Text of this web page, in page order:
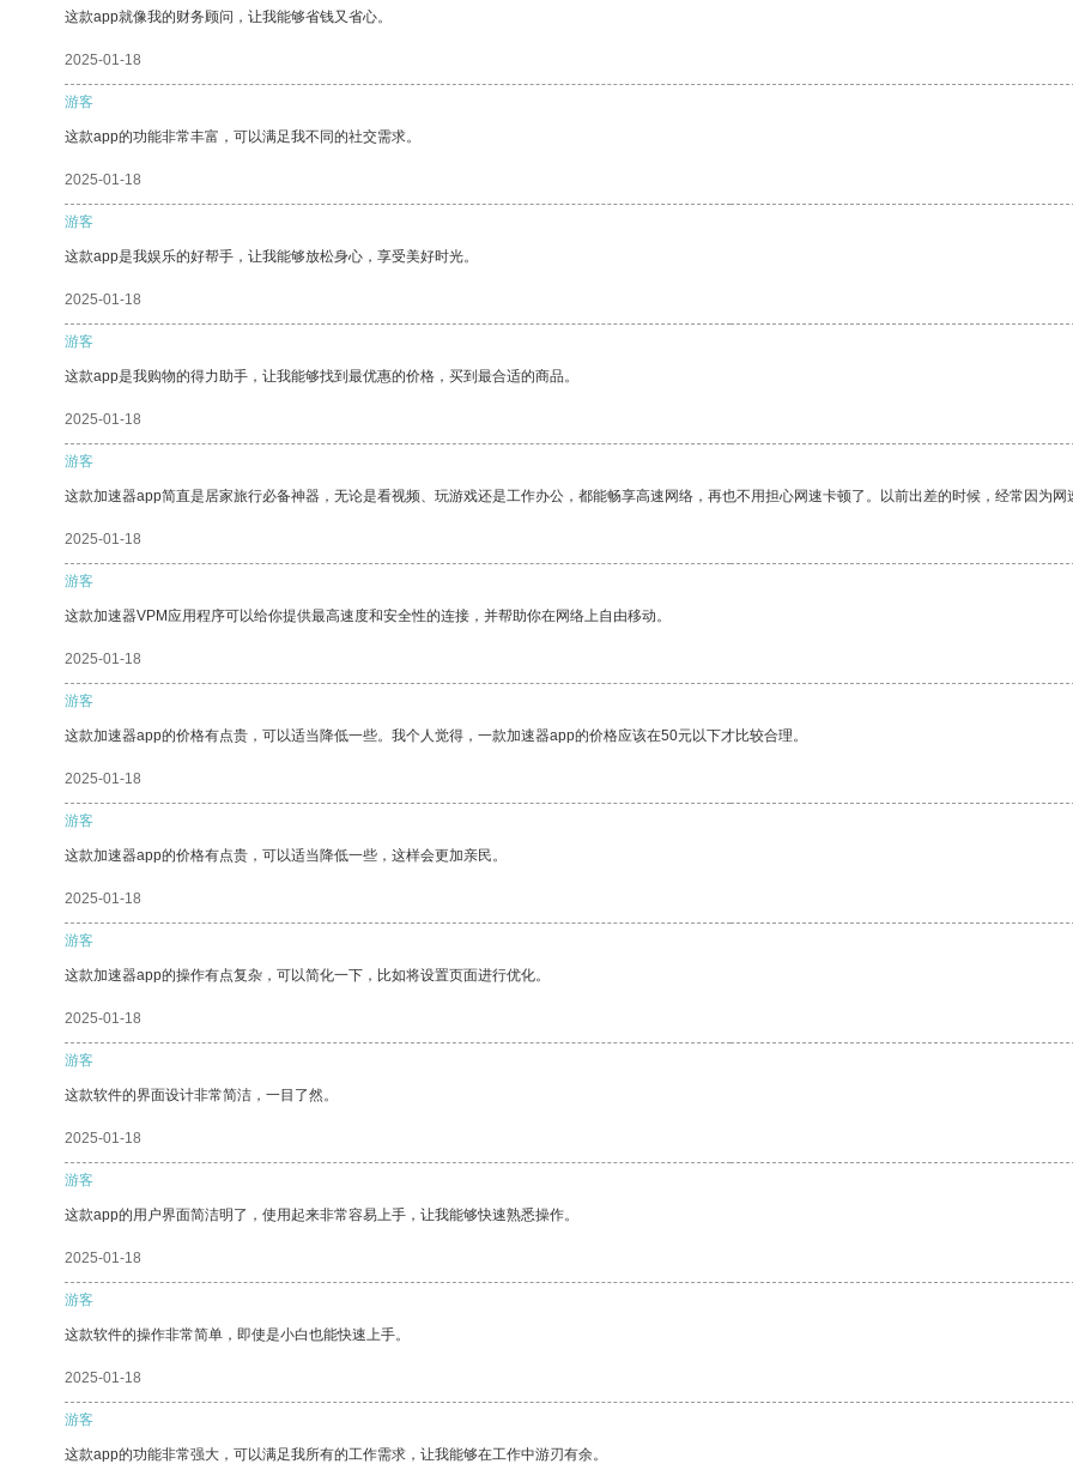
这款app就像我的财务顾问，让我能够省钱又省心。
2025-01-18
游客
这款app的功能非常丰富，可以满足我不同的社交需求。
2025-01-18
游客
这款app是我娱乐的好帮手，让我能够放松身心，享受美好时光。
2025-01-18
游客
这款app是我购物的得力助手，让我能够找到最优惠的价格，买到最合适的商品。
2025-01-18
游客
这款加速器app简直是居家旅行必备神器，无论是看视频、玩游戏还是工作办公，都能畅享高速网络，再也不用担心网速卡顿了。以前出差的时候，经常因为
2025-01-18
游客
这款加速器VPM应用程序可以给你提供最高速度和安全性的连接，并帮助你在网络上自由移动。
2025-01-18
游客
这款加速器app的价格有点贵，可以适当降低一些。我个人觉得，一款加速器app的价格应该在50元以下才比较合理。
2025-01-18
游客
这款加速器app的价格有点贵，可以适当降低一些，这样会更加亲民。
2025-01-18
游客
这款加速器app的操作有点复杂，可以简化一下，比如将设置页面进行优化。
2025-01-18
游客
这款软件的界面设计非常简洁，一目了然。
2025-01-18
游客
这款app的用户界面简洁明了，使用起来非常容易上手，让我能够快速熟悉操作。
2025-01-18
游客
这款软件的操作非常简单，即使是小白也能快速上手。
2025-01-18
游客
这款app的功能非常强大，可以满足我所有的工作需求，让我能够在工作中游刃有余。